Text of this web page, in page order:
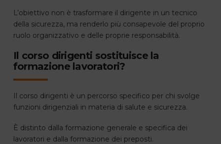
L’obiettivo non è trasformare il dirigente in un tecnico
della sicurezza, ma renderlo più consapevole del proprio
ruolo organizzativo e delle proprie responsabilità.
Il corso dirigenti sostituisce la
formazione lavoratori?
Il corso dirigenti è un percorso specifico per chi svolge
funzioni dirigenziali in materia di salute e sicurezza.
È distinto dalla formazione generale e specifica dei
lavoratori e dalla formazione dei preposti.